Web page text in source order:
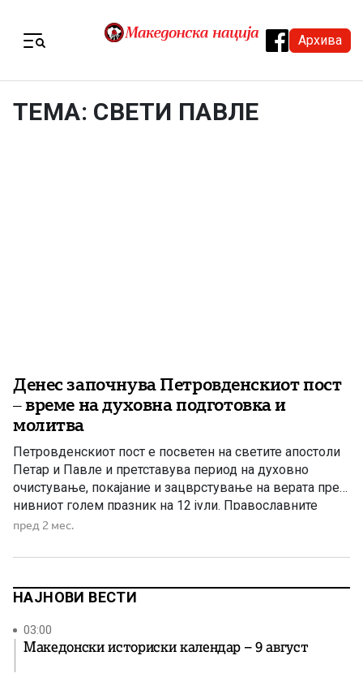
Архива
ТЕМА: СВЕТИ ПАВЛЕ
Денес започнува Петровденскиот пост
– време на духовна подготовка и
молитва
Петровденскиот пост е посветен на светите апостоли
Петар и Павле и претставува период на духовно
очистување, покајание и зацврстување на верата пред
нивниот голем празник на 12 јули. Православните
христијани денес го започнуваат Петровденскиот пост,
на светите првоврховни апостоли Петар и Павле –
пред 2 мес.
НАЈНОВИ ВЕСТИ
03:00
Македонски историски календар – 9 август